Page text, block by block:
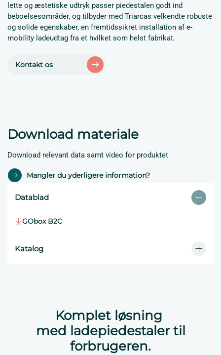
lette og æstetiske udtryk passer piedestalen godt ind
beboelsesområder, og tilbyder med Triarcas velkendte robuste
og solide egenskaber, en fremtidssikret installation af e-
mobility ladeudtag fra et hvilket som helst fabrikat.
Kontakt os
Download materiale
Download relevant data samt video for produktet
Mangler du yderligere information?
Datablad
GObox B2C
Katalog
Komplet løsning
med ladepiedestaler til
forbrugeren.